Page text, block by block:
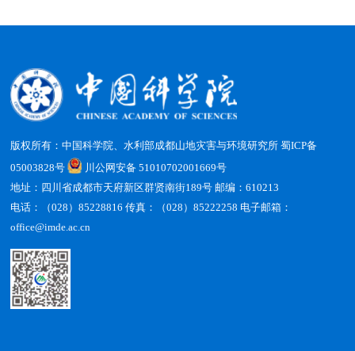
版权所有：中国科学院、水利部成都山地灾害与环境研究所蜀ICP备
05003828号
川公网安备 51010702001669号
地址：四川省成都市天府新区群贤南街189号 邮编：610213
电话：（028）85228816 传真：（028）85222258 电子邮箱：
office@imde.ac.cn